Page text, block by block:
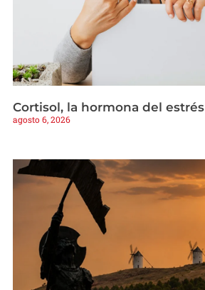
Cortisol, la hormona del estrés
agosto 6, 2026